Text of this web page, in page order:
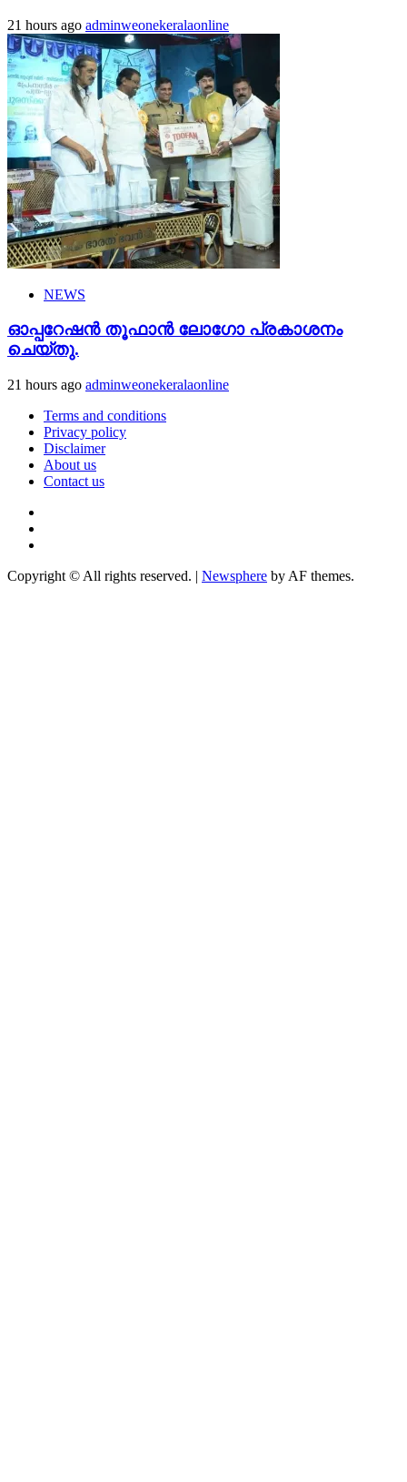
21 hours ago adminweonekeralaonline
NEWS
ഓപ്പറേഷൻ തൂഫാൻ ലോഗോ പ്രകാശനം
ചെയ്തു.
21 hours ago adminweonekeralaonline
Terms and conditions
Privacy policy
Disclaimer
About us
Contact us
Copyright © All rights reserved. | Newsphere by AF themes.